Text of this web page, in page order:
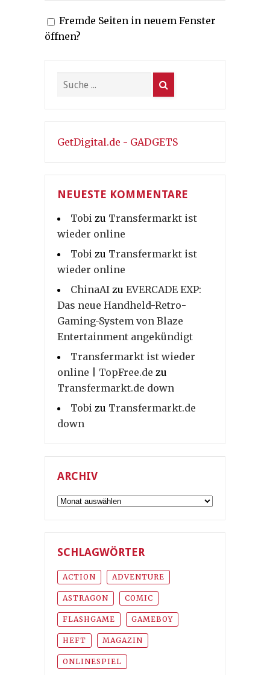
Fremde Seiten in neuem Fenster
öffnen?
GetDigital.de - GADGETS
NEUESTE KOMMENTARE
Tobi zu Transfermarkt ist
wieder online
Tobi zu Transfermarkt ist
wieder online
ChinaAI zu EVERCADE EXP:
Das neue Handheld-Retro-
Gaming-System von Blaze
Entertainment angekündigt
Transfermarkt ist wieder
online | TopFree.de zu
Transfermarkt.de down
Tobi zu Transfermarkt.de
down
ARCHIV
Archiv
SCHLAGWÖRTER
ACTION ADVENTURE
ASTRAGON COMIC
FLASHGAME GAMEBOY
HEFT MAGAZIN
ONLINESPIEL